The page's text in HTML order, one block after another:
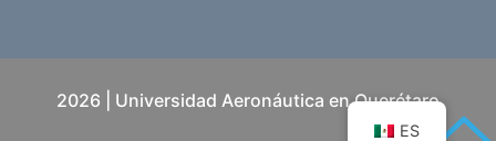
2026 | Universidad Aeronáutica en Querétaro
ES